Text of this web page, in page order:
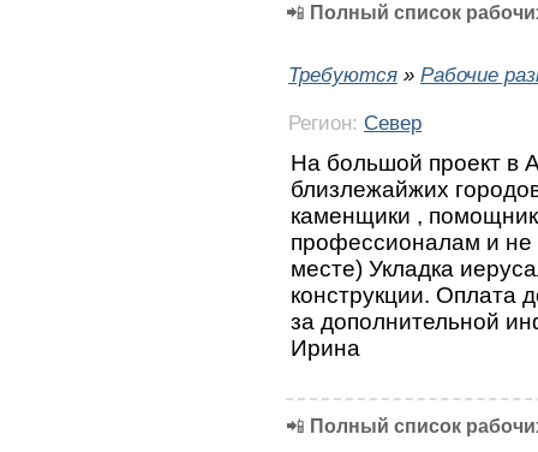
📲 Полный список
Требуются » Рабочие
Регион: Север
На большой проект в
близлежайжих
каменщики ,
профессионалам и
месте) Укладка
конструкции. Оплата
за дополнительной
Ирина
📲 Полный список